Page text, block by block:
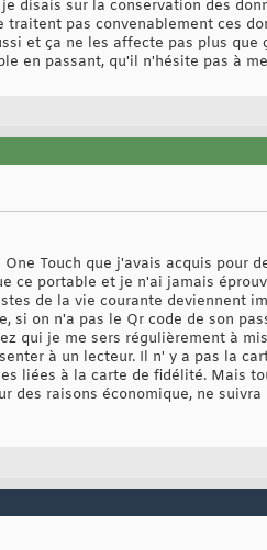
disais sur la conservation des
pas convenablement ces
et ça ne les affecte pas plus que
en passant, qu'il n'hésite pas à
Touch que j'avais acquis pour
ce portable et je n'ai jamais
de la vie courante deviennent
si on n'a pas le Qr code de son
qui je me sers régulièrement à
à un lecteur. Il n' y a pas la
liées à la carte de fidélité. Mais
des raisons économique, ne